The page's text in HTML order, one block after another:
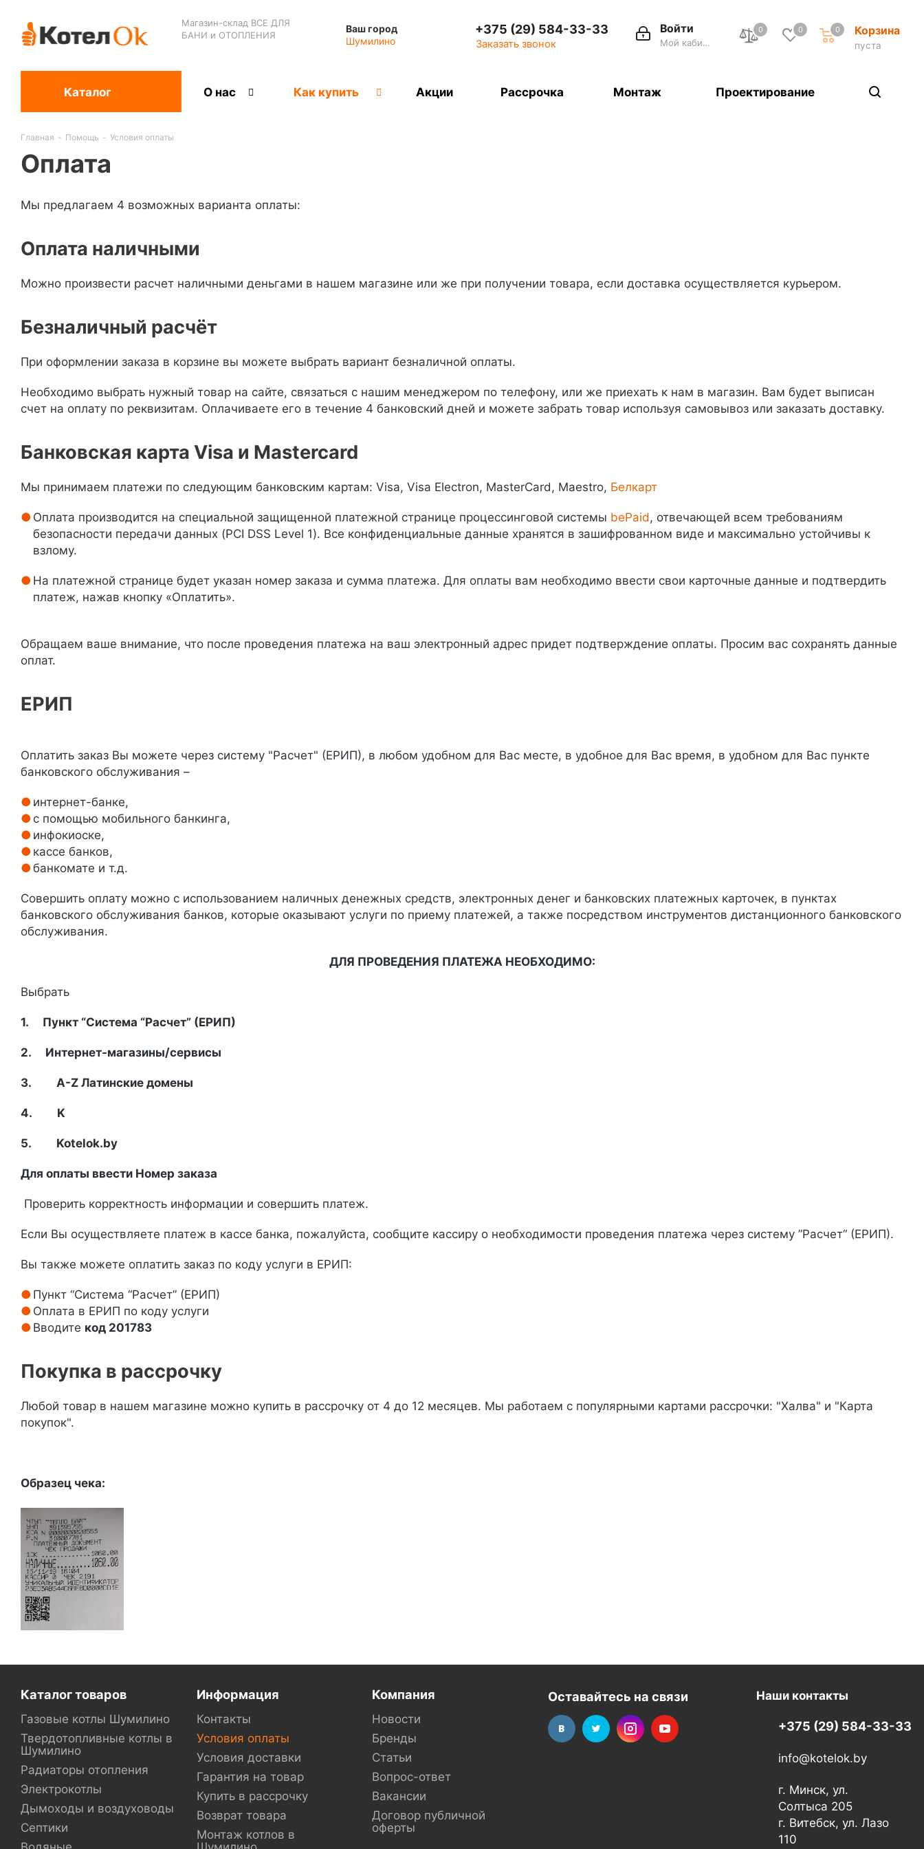
Магазин-склад ВСЕ ДЛЯ
БАНИ и ОТОПЛЕНИЯ
Ваш город
Шумилино
0 0 Корзина
пуста
0
Войти
Мой кабинет
+375 (29) 584-33-33
Заказать звонок
Каталог О нас Как купить Акции Рассрочка Монтаж Проектирование
Главная - Помощь - Условия оплаты
Оплата
Мы предлагаем 4 возможных варианта оплаты:
Оплата наличными
Можно произвести расчет наличными деньгами в нашем магазине или же при получении товара, если доставка осуществляется курьером.
Безналичный расчёт
При оформлении заказа в корзине вы можете выбрать вариант безналичной оплаты.
Необходимо выбрать нужный товар на сайте, связаться с нашим менеджером по телефону, или же приехать к нам в магазин. Вам будет выписан
счет на оплату по реквизитам. Оплачиваете его в течение 4 банковский дней и можете забрать товар используя самовывоз или заказать доставку.
Банковская карта Visa и Mastercard
Мы принимаем платежи по следующим банковским картам: Visa, Visa Electron, MasterCard, Maestro, Белкарт
Оплата производится на специальной защищенной платежной странице процессинговой системы bePaid, отвечающей всем требованиям
безопасности передачи данных (PCI DSS Level 1). Все конфиденциальные данные хранятся в зашифрованном виде и максимально устойчивы к
взлому.
На платежной странице будет указан номер заказа и сумма платежа. Для оплаты вам необходимо ввести свои карточные данные и подтвердить
платеж, нажав кнопку «Оплатить».
Обращаем ваше внимание, что после проведения платежа на ваш электронный адрес придет подтверждение оплаты. Просим вас сохранять данные
оплат.
ЕРИП
Оплатить заказ Вы можете через систему "Расчет" (ЕРИП), в любом удобном для Вас месте, в удобное для Вас время, в удобном для Вас пункте
банковского обслуживания –
интернет-банке,
с помощью мобильного банкинга,
инфокиоске,
кассе банков,
банкомате и т.д.
Совершить оплату можно с использованием наличных денежных средств, электронных денег и банковских платежных карточек, в пунктах
банковского обслуживания банков, которые оказывают услуги по приему платежей, а также посредством инструментов дистанционного банковского
обслуживания.
ДЛЯ ПРОВЕДЕНИЯ ПЛАТЕЖА НЕОБХОДИМО:
Выбрать
1. Пункт “Система “Расчет” (ЕРИП)
2. Интернет-магазины/сервисы
3. A-Z Латинские домены
4. K
5. Kotelok.by
Для оплаты ввести Номер заказа
Проверить корректность информации и совершить платеж.
Если Вы осуществляете платеж в кассе банка, пожалуйста, сообщите кассиру о необходимости проведения платежа через систему ”Расчет“ (ЕРИП).
Вы также можете оплатить заказ по коду услуги в ЕРИП:
Пункт “Система “Расчет” (ЕРИП)
Оплата в ЕРИП по коду услуги
Вводите код 201783
Покупка в рассрочку
Любой товар в нашем магазине можно купить в рассрочку от 4 до 12 месяцев. Мы работаем с популярными картами рассрочки: "Халва" и "Карта
покупок".
Образец чека:
Каталог товаров
Газовые котлы Шумилино
Твердотопливные котлы в
Шумилино
Радиаторы отопления
Электрокотлы
Дымоходы и воздуховоды
Септики
Информация
Контакты
Условия оплаты
Условия доставки
Гарантия на товар
Купить в рассрочку
Возврат товара
Монтаж котлов в
Компания
Новости
Бренды
Статьи
Вопрос-ответ
Вакансии
Договор публичной
оферты
Оставайтесь на связи Наши контакты
+375 (29) 584-33-33
info@kotelok.by
г. Минск, ул.
Солтыса 205
г. Витебск, ул. Лазо
110